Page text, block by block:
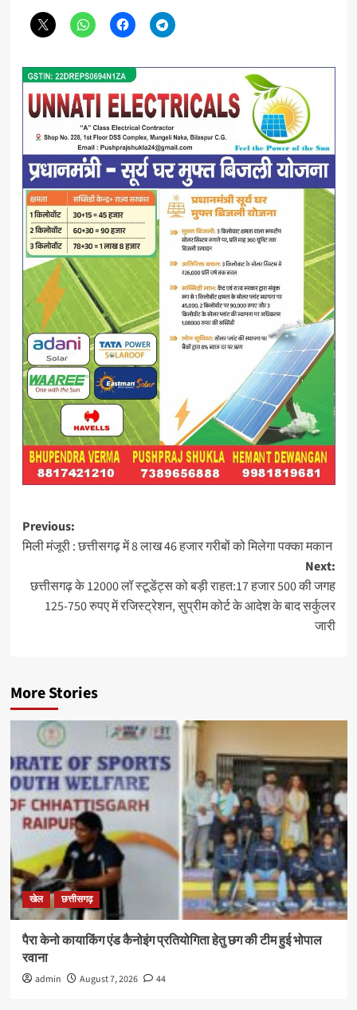
Post
navigation
Previous:
मिली मंजूरी : छत्तीसगढ़ में 8 लाख 46 हजार गरीबों को मिलेगा पक्का मकान
Next:
छत्तीसगढ़ के 12000 लॉ स्टूडेंट्स को बड़ी राहत:17 हजार 500 की जगह
125-750 रुपए में रजिस्ट्रेशन, सुप्रीम कोर्ट के आदेश के बाद सर्कुलर
जारी
More Stories
खेल छत्तीसगढ़
पैरा केनो कायाकिंग एंड कैनोइंग प्रतियोगिता हेतु छग की टीम हुई भोपाल
रवाना
admin August 7, 2026 44